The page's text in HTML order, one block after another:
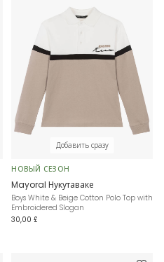
Добавить сразу
НОВЫЙ СЕЗОН
Mayoral Нукутаваке
Boys White & Beige Cotton Polo Top with
Embroidered Slogan
30,00 £